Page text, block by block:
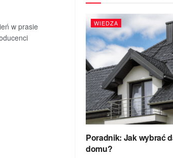
w prasie
WIEDZA
Poradnik: Jak wybrać
domu?